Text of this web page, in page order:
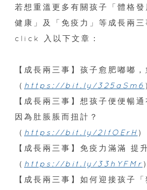
若想重溫更多有關孩子「體格發
健康」及「免疫力」等成長兩三
click 入以下文章：
【成長兩三事】孩子愈肥嘟嘟，
（ https://bit.ly/325aSm6
【成長兩三事】想孩子便便暢
因為肚脹脹而扭計？
（ https://bit.ly/2IfOErH ）
【成長兩三事】免疫力滿滿 提
（ https://bit.ly/33hYFMr ）
【成長兩三事】如何迎接孩子「